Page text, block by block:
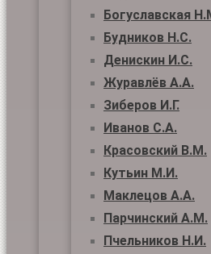
Богуславская
Будников Н.С.
Денискин И.С.
Журавлёв А.А.
Зиберов И.Г.
Иванов С.А.
Красовский В.М.
Кутьин М.И.
Маклецов А.А.
Парчинский А.М.
Пчельников Н.И.